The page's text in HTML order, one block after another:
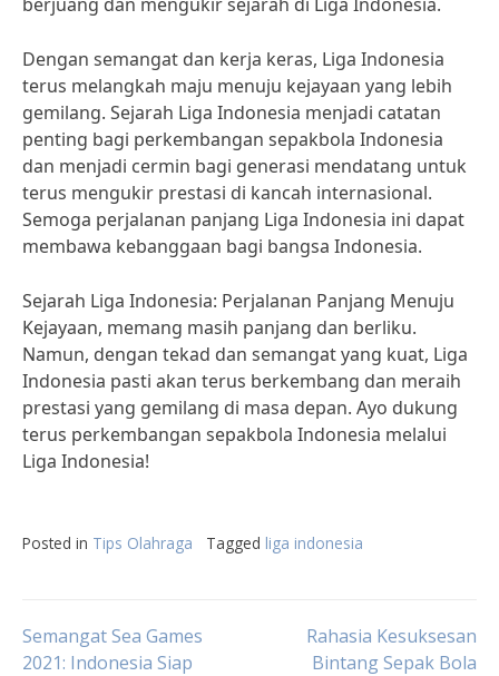
Dengan semangat dan kerja keras, Liga Indonesia
terus melangkah maju menuju kejayaan yang lebih
gemilang. Sejarah Liga Indonesia menjadi catatan
penting bagi perkembangan sepakbola Indonesia
dan menjadi cermin bagi generasi mendatang untuk
terus mengukir prestasi di kancah internasional.
Semoga perjalanan panjang Liga Indonesia ini dapat
membawa kebanggaan bagi bangsa Indonesia.
Sejarah Liga Indonesia: Perjalanan Panjang Menuju
Kejayaan, memang masih panjang dan berliku.
Namun, dengan tekad dan semangat yang kuat, Liga
Indonesia pasti akan terus berkembang dan meraih
prestasi yang gemilang di masa depan. Ayo dukung
terus perkembangan sepakbola Indonesia melalui
Liga Indonesia!
Posted in Tips Olahraga Tagged liga indonesia
Post
Semangat Sea Games
2021: Indonesia Siap
Rahasia Kesuksesan
Bintang Sepak Bola